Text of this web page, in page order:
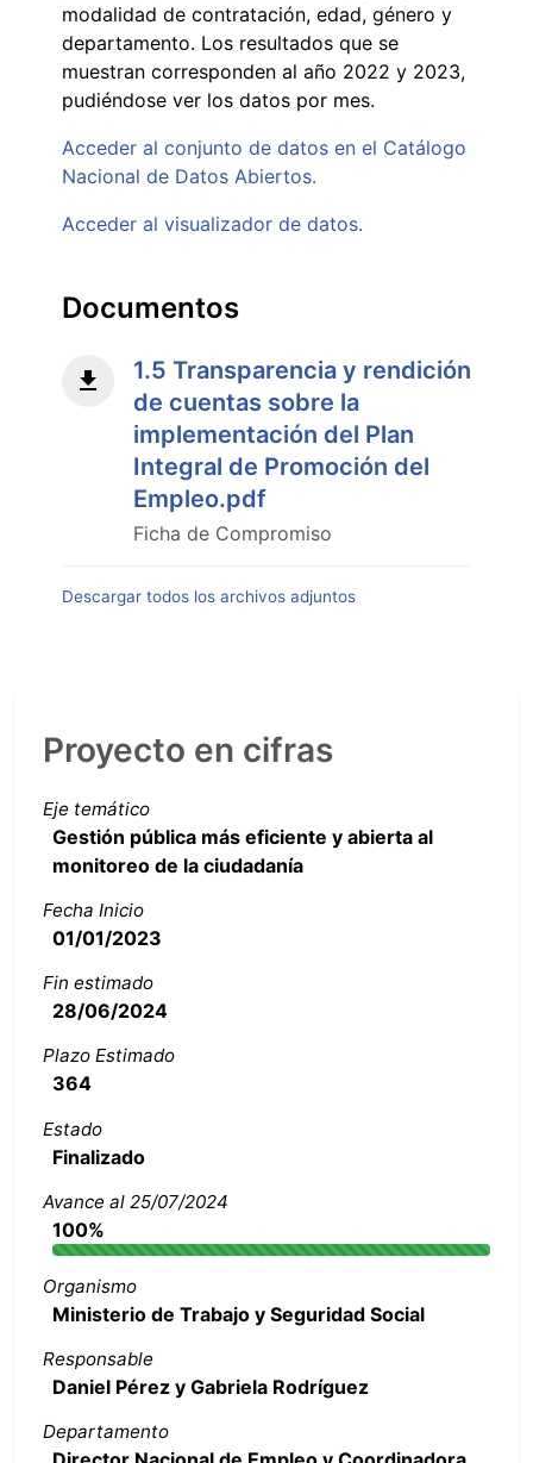
modalidad de contratación, edad, género y
departamento. Los resultados que se
muestran corresponden al año 2022 y 2023,
pudiéndose ver los datos por mes.
Acceder al conjunto de datos en el Catálogo
Nacional de Datos Abiertos.
Acceder al visualizador de datos.
Documentos
1.5 Transparencia y rendición
de cuentas sobre la
implementación del Plan
Integral de Promoción del
Empleo.pdf
Ficha de Compromiso
Descargar todos los archivos adjuntos
Proyecto en cifras
Eje temático
Gestión pública más eficiente y abierta al
monitoreo de la ciudadanía
Fecha Inicio
01/01/2023
Fin estimado
28/06/2024
Plazo Estimado
364
Estado
Finalizado
Avance al 25/07/2024
100%
Organismo
Ministerio de Trabajo y Seguridad Social
Responsable
Daniel Pérez y Gabriela Rodríguez
Departamento